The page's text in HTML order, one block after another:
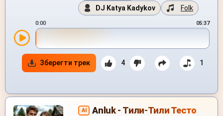
DJ Katya Kadykov
Folk
0:00 05:37
Зберегти трек 4 1
AI Anluk - Тили-Тили Тесто